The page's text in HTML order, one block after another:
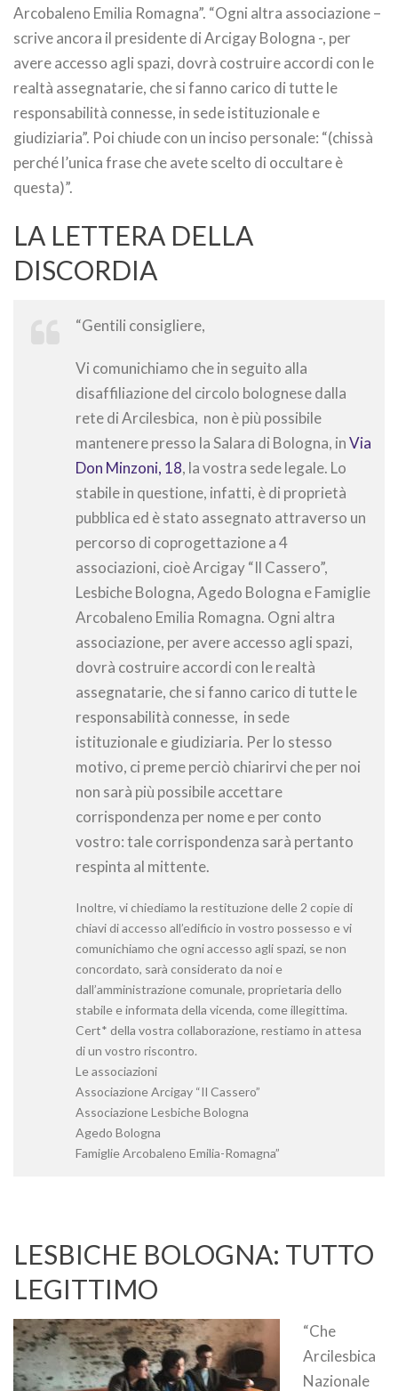
Arcobaleno Emilia Romagna”. “Ogni altra associazione –
scrive ancora il presidente di Arcigay Bologna -, per
avere accesso agli spazi, dovrà costruire accordi con le
realtà assegnatarie, che si fanno carico di tutte le
responsabilità connesse, in sede istituzionale e
giudiziaria”. Poi chiude con un inciso personale: “(chissà
perché l’unica frase che avete scelto di occultare è
questa)”.
LA LETTERA DELLA
DISCORDIA
“Gentili consigliere,
Vi comunichiamo che in seguito alla
disaffiliazione del circolo bolognese dalla
rete di Arcilesbica, non è più possibile
mantenere presso la Salara di Bologna, inVia
Don Minzoni, 18, la vostra sede legale. Lo
stabile in questione, infatti, è di proprietà
pubblica ed è stato assegnato attraverso un
percorso di coprogettazione a 4
associazioni, cioè Arcigay “Il Cassero”,
Lesbiche Bologna, Agedo Bologna e Famiglie
Arcobaleno Emilia Romagna. Ogni altra
associazione, per avere accesso agli spazi,
dovrà costruire accordi con le realtà
assegnatarie, che si fanno carico di tutte le
responsabilità connesse, in sede
istituzionale e giudiziaria. Per lo stesso
motivo, ci preme perciò chiarirvi che per noi
non sarà più possibile accettare
corrispondenza per nome e per conto
vostro: tale corrispondenza sarà pertanto
respinta al mittente.
Inoltre, vi chiediamo la restituzione delle 2 copie di
chiavi di accesso all’edificio in vostro possesso e vi
comunichiamo che ogni accesso agli spazi, se non
concordato, sarà considerato da noi e
dall’amministrazione comunale, proprietaria dello
stabile e informata della vicenda, come illegittima.
Cert* della vostra collaborazione, restiamo in attesa
di un vostro riscontro.
Le associazioni
Associazione Arcigay “Il Cassero”
Associazione Lesbiche Bologna
Agedo Bologna
Famiglie Arcobaleno Emilia-Romagna”
LESBICHE BOLOGNA: TUTTO
LEGITTIMO
“Che
Arcilesbica
Nazionale